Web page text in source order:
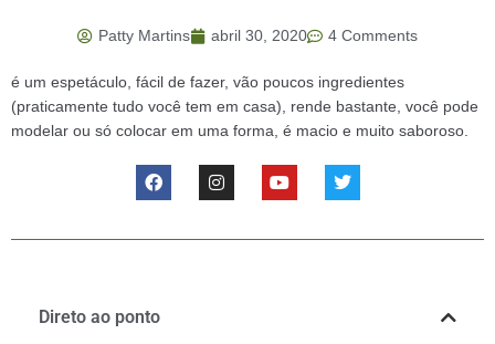
Patty Martins abril 30, 2020 4 Comments
é um espetáculo, fácil de fazer, vão poucos ingredientes
(praticamente tudo você tem em casa), rende bastante, você pode
modelar ou só colocar em uma forma, é macio e muito saboroso.
Direto ao ponto